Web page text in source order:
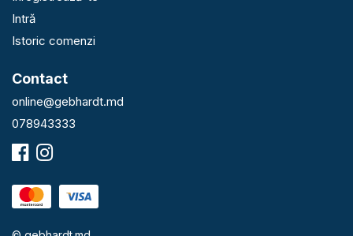
Intră
Istoric comenzi
Contact
online@gebhardt.md
078943333